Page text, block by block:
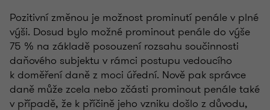
Pozitivní změnou je možnost prominutí penále v plné
výši. Dosud bylo možné prominout penále do výše
75 % na základě posouzení rozsahu součinnosti
daňového subjektu v rámci postupu vedoucího
k doměření daně z moci úřední. Nově pak správce
daně může zcela nebo zčásti prominout penále také
v případě, že k příčině jeho vzniku došlo z důvodu,